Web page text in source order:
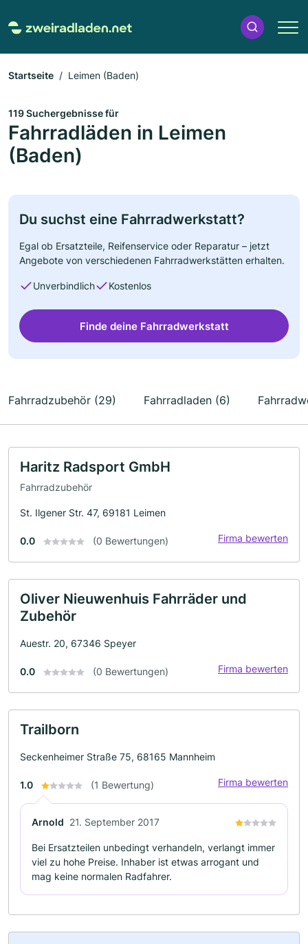
Startseite Leimen (Baden)
119 Suchergebnisse für
Fahrradläden in Leimen
(Baden)
Du suchst eine Fahrradwerkstatt?
Egal ob Ersatzteile, Reifenservice oder Reparatur – jetzt
Angebote von verschiedenen Fahrradwerkstätten erhalten.
Unverbindlich Kostenlos
Finde deine Fahrradwerkstatt
Fahrradzubehör (29) Fahrradladen (6)
Haritz Radsport GmbH
Fahrradzubehör
St. Ilgener Str. 47, 69181 Leimen
0.0 (0 Bewertungen) Firma bewerten
Oliver Nieuwenhuis Fahrräder und
Zubehör
Auestr. 20, 67346 Speyer
0.0 (0 Bewertungen) Firma bewerten
Trailborn
Seckenheimer Straße 75, 68165 Mannheim
1.0 (1 Bewertung) Firma bewerten
Arnold 21. September 2017
Bei Ersatzteilen unbedingt verhandeln, verlangt immer
viel zu hohe Preise. Inhaber ist etwas arrogant und
mag keine normalen Radfahrer.